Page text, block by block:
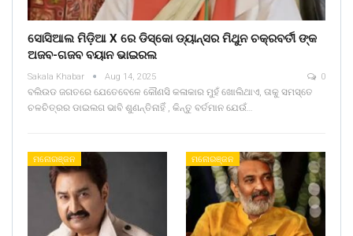
ସୋସିଆଲ ମିଡ଼ିଆ X ରେ ଡିସ୍କୋ ଡ୍ୟାନ୍ସର ମିଥୁନ ଚକ୍ରବର୍ତୀ ଙ୍କ
ଅଜବ-ଗଜବ ବୟାନ ଭାଇରଲ
Sakala Khabar Aug 14, 2025 0
ବଲିଉଡ ଜଗତରେ ଯେତେବେଳେ କୌଣସି କଳାକାର ମୁହଁ ଖୋଲିଥାଏ, ତାକୁ ସମସ୍ତେ
ଚଳଚିତ୍ରର ଡାଇଲଗ ଭାବି ଶୁଣନ୍ତିନାହିଁ , କିନ୍ତୁ ବର୍ତମାନ ଯେଉଁ…
ମନୋରଞ୍ଜନ ମନୋରଞ୍ଜନ